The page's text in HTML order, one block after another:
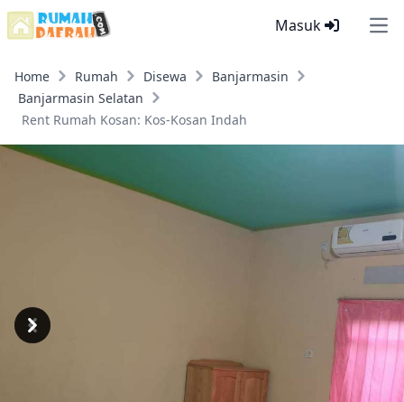
Masuk
Home Rumah Disewa
Banjarmasin
Banjarmasin Selatan
Rent Rumah Kosan: Kos-Kosan Indah
Previous
Next